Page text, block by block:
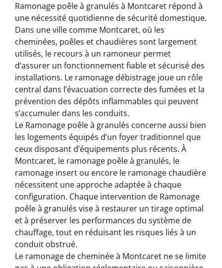
Ramonage poêle à granulés à Montcaret répond à
une nécessité quotidienne de sécurité domestique.
Dans une ville comme Montcaret, où les
cheminées, poêles et chaudières sont largement
utilisés, le recours à un ramoneur permet
d’assurer un fonctionnement fiable et sécurisé des
installations. Le ramonage débistrage joue un rôle
central dans l’évacuation correcte des fumées et la
prévention des dépôts inflammables qui peuvent
s’accumuler dans les conduits.
Le Ramonage poêle à granulés concerne aussi bien
les logements équipés d’un foyer traditionnel que
ceux disposant d’équipements plus récents. À
Montcaret, le ramonage poêle à granulés, le
ramonage insert ou encore le ramonage chaudière
nécessitent une approche adaptée à chaque
configuration. Chaque intervention de Ramonage
poêle à granulés vise à restaurer un tirage optimal
et à préserver les performances du système de
chauffage, tout en réduisant les risques liés à un
conduit obstrué.
Le ramonage de cheminée à Montcaret ne se limite